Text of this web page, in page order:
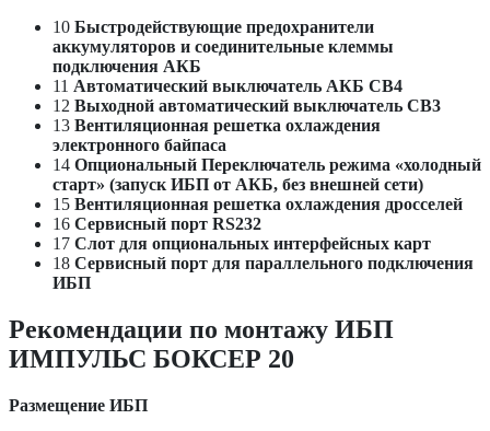
10 Быстродействующие предохранители
аккумуляторов и соединительные клеммы
подключения АКБ
11 Автоматический выключатель АКБ СВ4
12 Выходной автоматический выключатель СВ3
13 Вентиляционная решетка охлаждения
электронного байпаса
14 Опциональный Переключатель режима «холодный
старт» (запуск ИБП от АКБ, без внешней сети)
15 Вентиляционная решетка охлаждения дросселей
16 Сервисный порт RS232
17 Слот для опциональных интерфейсных карт
18 Сервисный порт для параллельного подключения
ИБП
Рекомендации по монтажу ИБП
ИМПУЛЬС БОКСЕР 20
Размещение ИБП